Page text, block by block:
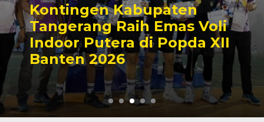
Kontingen Kabupaten
Tangerang Raih Emas Voli
Indoor Putera di Popda XII
Banten 2026